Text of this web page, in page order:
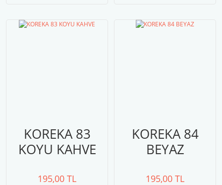
KOREKA 83
KOYU KAHVE
195,00 TL
KOREKA 84
BEYAZ
195,00 TL